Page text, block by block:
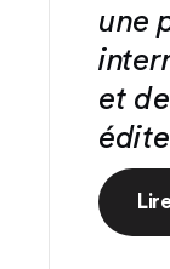
une
et